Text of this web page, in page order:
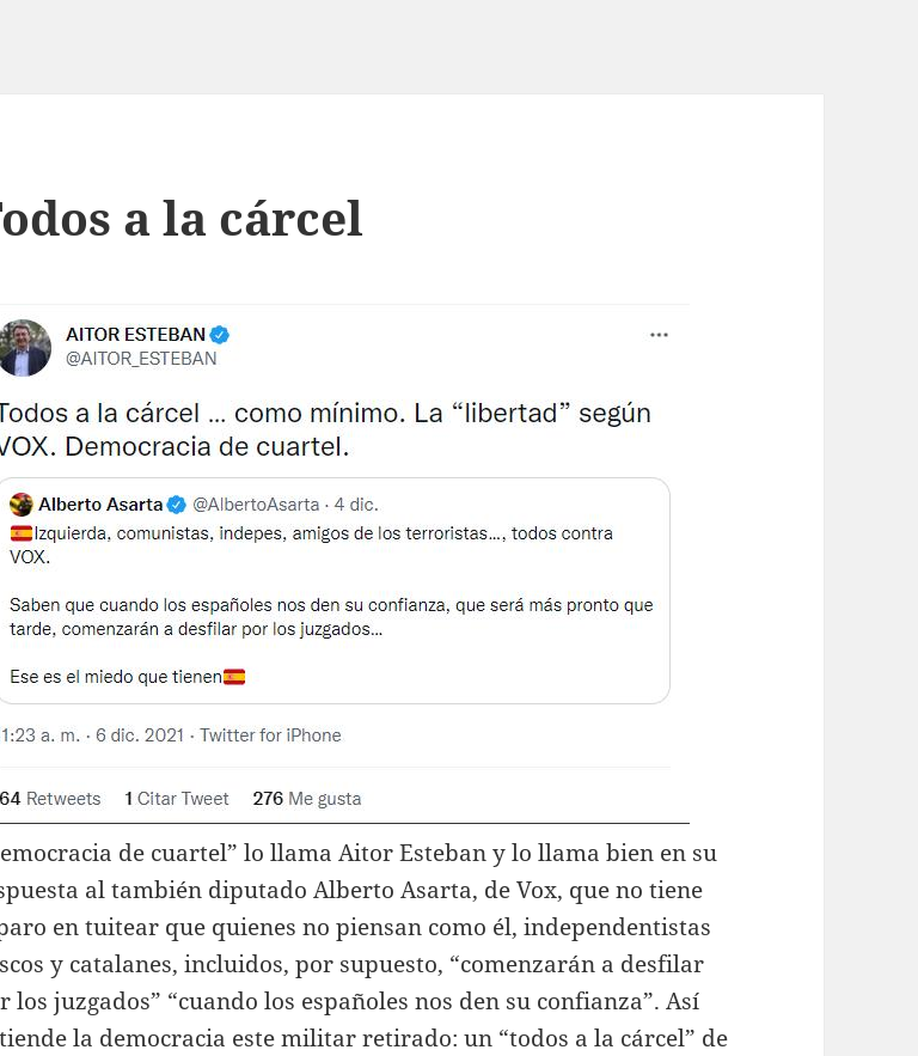
a la cárcel
de cuartel” lo llama Aitor Esteban y lo llama bien en su
al también diputado Alberto Asarta, de Vox, que no tiene
en tuitear que quienes no piensan como él, independentistas
y catalanes, incluidos, por supuesto, “comenzarán a desfilar
los juzgados” “cuando los españoles nos den su confianza”. Así
la democracia este militar retirado: un “todos a la cárcel” de